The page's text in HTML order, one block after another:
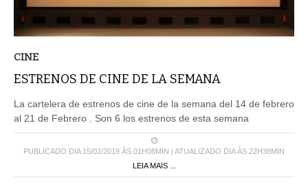
CINE
ESTRENOS DE CINE DE LA SEMANA
La cartelera de estrenos de cine de la semana del 14 de febrero
al 21 de Febrero . Son 6 los estrenos de esta semana
PUBLICADO DIA 15/02/2019 ÀS 01H08MIN | ATUALIZADO DIA ÀS 22H38MIN
LEIA MAIS ...